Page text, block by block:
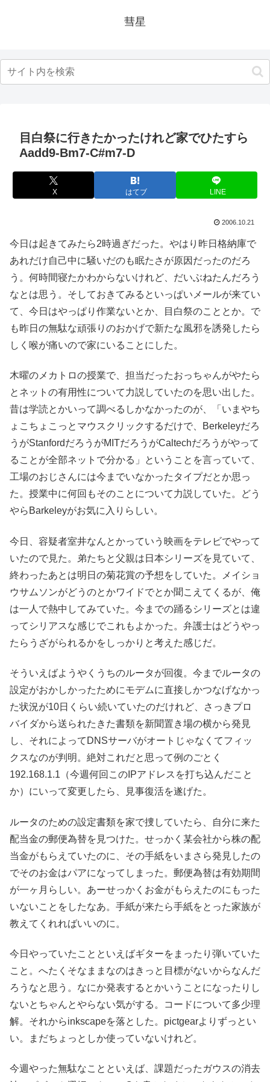
彗星
目白祭に行きたかったけれど家でひたすら
Aadd9-Bm7-C#m7-D
X はてブ LINE
2006.10.21
今日は起きてみたら2時過ぎだった。やはり昨日格納庫で
あれだけ自己中に騒いだのも眠たさが原因だったのだろ
う。何時間寝たかわからないけれど、だいぶねたんだろう
なとは思う。そしておきてみるといっぱいメールが来てい
て、今日はやっぱり作業ないとか、目白祭のこととか。で
も昨日の無駄な頑張りのおかげで新たな風邪を誘発したら
しく喉が痛いので家にいることにした。
木曜のメカトロの授業で、担当だったおっちゃんがやたら
とネットの有用性について力説していたのを思い出した。
昔は学読とかいって調べるしかなかったのが、「いまやち
ょこちょこっとマウスクリックするだけで、Berkeleyだろ
うがStanfordだろうがMITだろうがCaltechだろうがやって
ることが全部ネットで分かる」ということを言っていて、
工場のおじさんには今までいなかったタイプだとか思っ
た。授業中に何回もそのことについて力説していた。どう
やらBarkeleyがお気に入りらしい。
今日、容疑者室井なんとかっていう映画をテレビでやって
いたので見た。弟たちと父親は日本シリーズを見ていて、
終わったあとは明日の菊花賞の予想をしていた。メイショ
ウサムソンがどうのとかワイドでとか聞こえてくるが、俺
は一人で熱中してみていた。今までの踊るシリーズとは違
ってシリアスな感じでこれもよかった。弁護士はどうやっ
たらうざがられるかをしっかりと考えた感じだ。
そういえばようやくうちのルータが回復。今までルータの
設定がおかしかったためにモデムに直接しかつなげなかっ
た状況が10日くらい続いていたのだけれど、さっきプロ
バイダから送られたきた書類を新聞置き場の横から発見
し、それによってDNSサーバがオートじゃなくてフィッ
クスなのが判明。絶対これだと思って例のごとく
192.168.1.1（今週何回このIPアドレスを打ち込んだこと
か）にいって変更したら、見事復活を遂げた。
ルータのための設定書類を家で捜していたら、自分に来た
配当金の郵便為替を見つけた。せっかく某会社から株の配
当金がもらえていたのに、その手紙をいまさら発見したの
でそのお金はパアになってしまった。郵便為替は有効期間
が一ヶ月らしい。あーせっかくお金がもらえたのにもった
いないことをしたなあ。手紙が来たら手紙をとった家族が
教えてくれればいいのに。
今日やっていたことといえばギターをまったり弾いていた
こと。へたくそなままなのはきっと目標がないからなんだ
ろうなと思う。なにか発表するとかいうことになったりし
ないとちゃんとやらない気がする。コードについて多少理
解。それからinkscapeを落とした。pictgearよりずっとい
い。まだちょっとしか使っていないけれど。
今週やった無駄なことといえば、課題だったガウスの消去